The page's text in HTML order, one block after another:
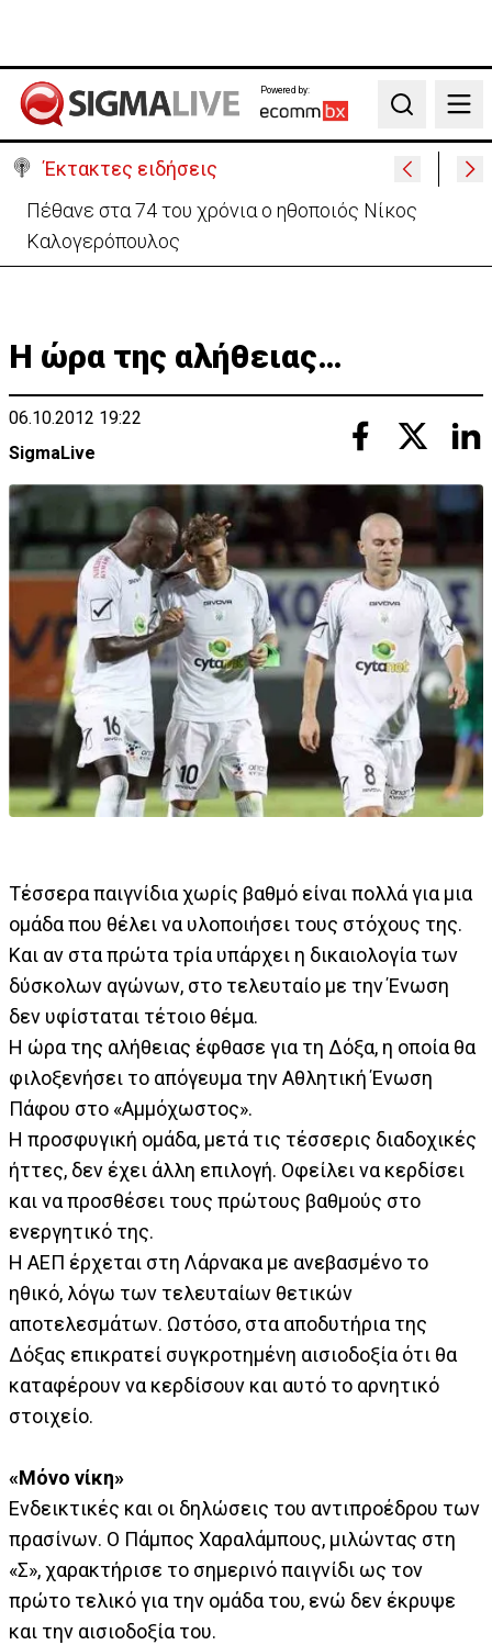
Powered by:
Search
Έκτακτες ειδήσεις
Ρωσία: Υψηλός ο κίνδυνος κλιμάκωσης σε Κύπρο –
Ανησυχία για την Πράσινη Γραμμή
Η ώρα της αλήθειας…
06.10.2012 19:22
SigmaLive
Τέσσερα παιγνίδια χωρίς βαθμό είναι πολλά για μια
ομάδα που θέλει να υλοποιήσει τους στόχους της.
Και αν στα πρώτα τρία υπάρχει η δικαιολογία των
δύσκολων αγώνων, στο τελευταίο με την Ένωση
δεν υφίσταται τέτοιο θέμα.
Η ώρα της αλήθειας έφθασε για τη Δόξα, η οποία θα
φιλοξενήσει το απόγευμα την Αθλητική Ένωση
Πάφου στο «Αμμόχωστος».
Η προσφυγική ομάδα, μετά τις τέσσερις διαδοχικές
ήττες, δεν έχει άλλη επιλογή. Οφείλει να κερδίσει
και να προσθέσει τους πρώτους βαθμούς στο
ενεργητικό της.
Η ΑΕΠ έρχεται στη Λάρνακα με ανεβασμένο το
ηθικό, λόγω των τελευταίων θετικών
αποτελεσμάτων. Ωστόσο, στα αποδυτήρια της
Δόξας επικρατεί συγκροτημένη αισιοδοξία ότι θα
καταφέρουν να κερδίσουν και αυτό το αρνητικό
στοιχείο.
«Μόνο νίκη»
Ενδεικτικές και οι δηλώσεις του αντιπροέδρου των
πρασίνων. Ο Πάμπος Χαραλάμπους, μιλώντας στη
«Σ», χαρακτήρισε το σημερινό παιγνίδι ως τον
πρώτο τελικό για την ομάδα του, ενώ δεν έκρυψε
και την αισιοδοξία του.